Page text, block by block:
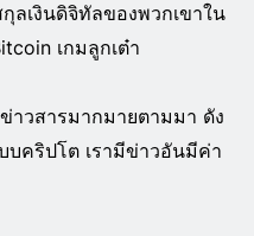
ลเงินดิจิทัลของพวกเขาใน
เกมลูกเต๋า
าวสารมากมายตามมา ดัง
คริปโต เรามีข่าวอันมีค่า